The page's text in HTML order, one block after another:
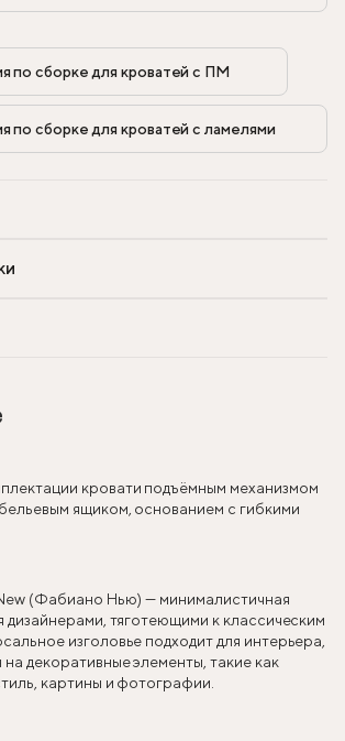
кровати подъёмным механизмом
ящиком, основанием с гибкими
(Фабиано Нью) — минималистичная
дизайнерами, тяготеющими к классическим
изголовье подходит для интерьера,
декоративные элементы, такие как
картины и фотографии.
по сборке для кроватей с ПМ